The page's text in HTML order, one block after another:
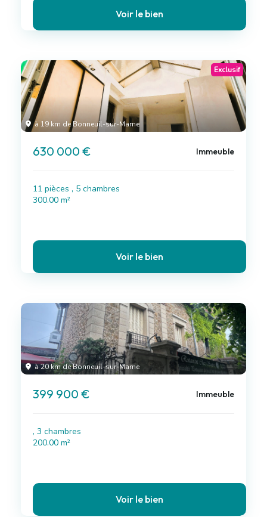
Voir le bien
à 19 km de Bonneuil-sur-Marne
Exclusif
630 000 € Immeuble
11 pièces , 5 chambres
300.00 m²
Voir le bien
à 20 km de Bonneuil-sur-Marne
399 900 € Immeuble
, 3 chambres
200.00 m²
Voir le bien